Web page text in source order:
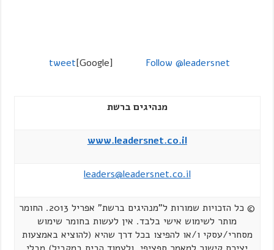
tweet[Google] Follow @leadersnet
מנהיגים ברשת
www.leadersnet.co.il
leaders@leadersnet.co.il
© כל הזכויות שמורות ל"מנהיגים ברשת" אפריל 2013. החומר
מותר לשימוש אישי בלבד. אין לעשות בחומר שימוש
מסחרי/עסקי ו/או להפיצו בכל דרך שהיא (להוציא באמצעות